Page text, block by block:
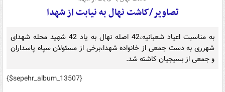
تصاویر/کاشت نهال به نیابت از شهدا
به مناسبت اعیاد شعبانیه،42 اصله نهال به یاد 42 شهید محله شهدای
شهرری به دست جمعی از خانواده شهدا،برخی از مسئولان سپاه پاسداران
و جمعی از بسیجیان کاشته شد.
{$sepehr_album_13507}